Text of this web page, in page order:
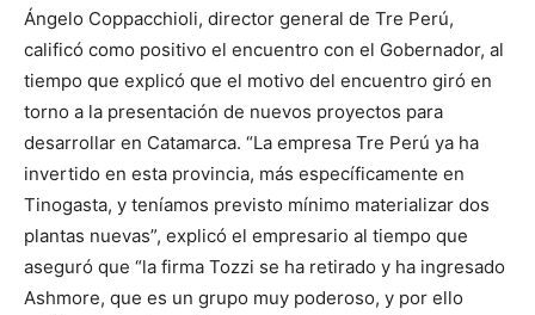
Ángelo Coppacchioli, director general de Tre Perú,
calificó como positivo el encuentro con el Gobernador, al
tiempo que explicó que el motivo del encuentro giró en
torno a la presentación de nuevos proyectos para
desarrollar en Catamarca. “La empresa Tre Perú ya ha
invertido en esta provincia, más específicamente en
Tinogasta, y teníamos previsto mínimo materializar dos
plantas nuevas”, explicó el empresario al tiempo que
aseguró que “la firma Tozzi se ha retirado y ha ingresado
Ashmore, que es un grupo muy poderoso, y por ello